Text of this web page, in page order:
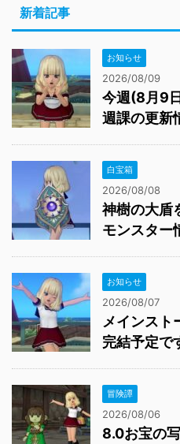
新着記事
お知らせ
2026/08/09
今週(8月9
週課の更新
白宝箱
2026/08/08
神樹の大盾
モンスター
お知らせ
2026/08/07
メインスト
完結予定で
冒険譚
2026/08/06
8.0お宝の